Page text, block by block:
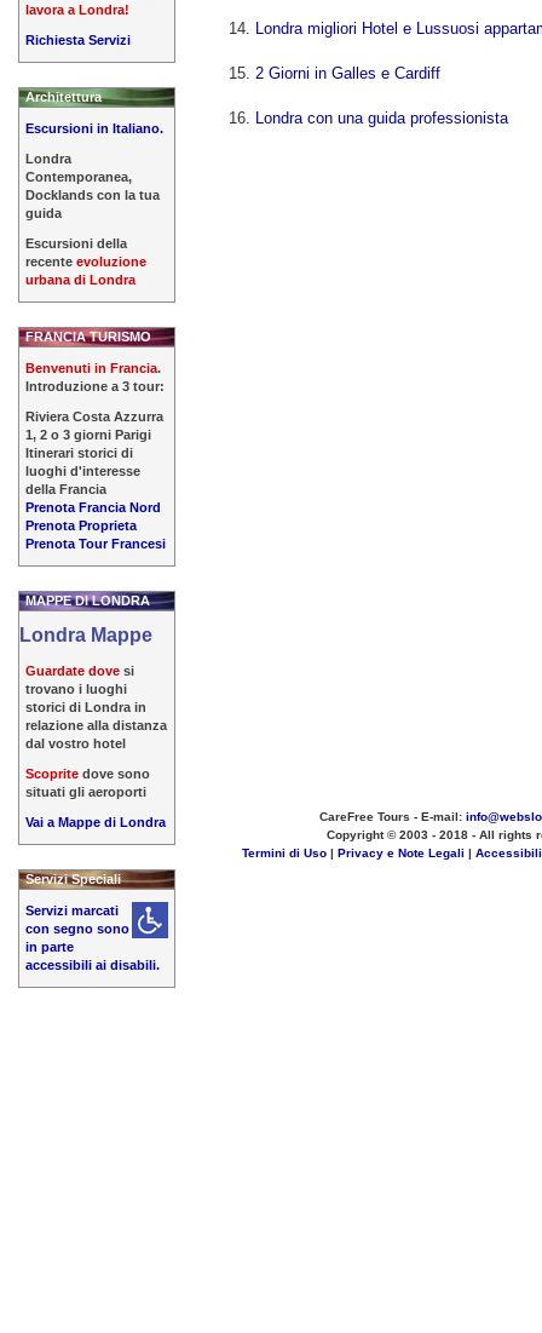
Londra migliori Hotel e Lussuosi
2 Giorni in Galles e Cardiff
Londra con una guida professionista
CareFree Tours - E-mail:
Copyright © 2003 - 2018 - All rights
Termini di Uso | Privacy e Note Legali |
lavora a Londra!
Richiesta Servizi
Architettura
Escursioni in Italiano.
Londra
Contemporanea,
Docklands con la tua
guida
Escursioni della
recente evoluzione
urbana di Londra
FRANCIA TURISMO
Benvenuti in Francia.
Introduzione a 3 tour:
Riviera Costa Azzurra
1, 2 o 3 giorni Parigi
Itinerari storici di
luoghi d'interesse
della Francia
Prenota Francia Nord
Prenota Proprieta
Prenota Tour Francesi
MAPPE DI LONDRA
Londra Mappe
Guardate dove si
trovano i luoghi
storici di Londra in
relazione alla distanza
dal vostro hotel
Scoprite dove sono
situati gli aeroporti
Vai a Mappe di Londra
Servizi Speciali
Servizi marcati
con segno sono
in parte
accessibili ai disabili.